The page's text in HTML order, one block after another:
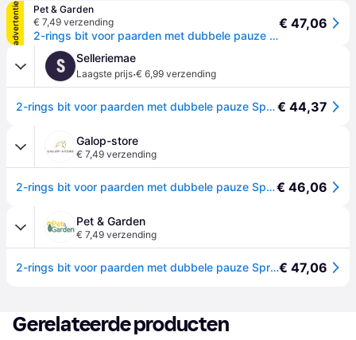
advertentie
Pet & Garden
€ 7,49 verzending
2-rings bit voor paarden met dubbele pauze Sprenger Satinox - Argenté
€ 47,06
S Selleriemae
Laagste prijs·€ 6,99 verzending
2-rings bit voor paarden met dubbele pauze Sprenger Satinox - Argenté€ 44,37
Galop-store
€ 7,49 verzending
2-rings bit voor paarden met dubbele pauze Sprenger Satinox - Argenté€ 46,06
Pet & Garden
€ 7,49 verzending
2-rings bit voor paarden met dubbele pauze Sprenger Satinox - Argenté€ 47,06
Gerelateerde producten